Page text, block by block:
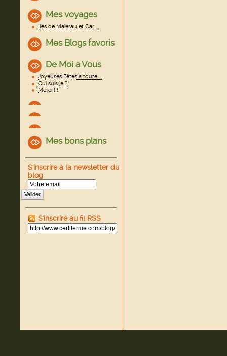
Mes voyages
Iles de Maierau et Car ...
Mes Blogs favoris
De Moi a Vous
Joyeuses Fêtes a toute ...
Qui suis je ?
Merci !!!
Mes bons plans
S'inscrire à la newsletter du
blog
Valider
S'inscrire au fil RSS